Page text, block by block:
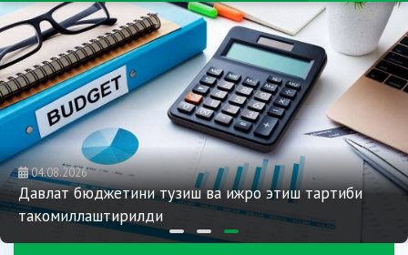
04.08.2026
Давлат бюджетини тузиш ва ижро этиш тартиби
такомиллаштирилди